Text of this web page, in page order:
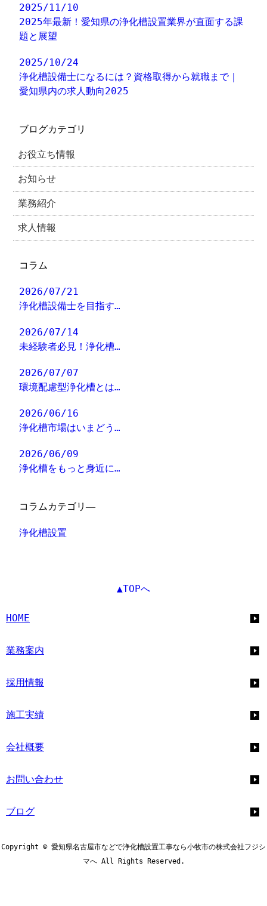
2025/11/10
2025年最新！愛知県の浄化槽設置業界が直面する課
題と展望
2025/10/24
浄化槽設備士になるには？資格取得から就職まで｜
愛知県内の求人動向2025
ブログカテゴリ
お役立ち情報
お知らせ
業務紹介
求人情報
コラム
2026/07/21
浄化槽設備士を目指す…
2026/07/14
未経験者必見！浄化槽…
2026/07/07
環境配慮型浄化槽とは…
2026/06/16
浄化槽市場はいまどう…
2026/06/09
浄化槽をもっと身近に…
コラムカテゴリ―
浄化槽設置
▲TOPへ
HOME
業務案内
採用情報
施工実績
会社概要
お問い合わせ
ブログ
Copyright © 愛知県名古屋市などで浄化槽設置工事なら小牧市の株式会社フジシ
マへ All Rights Reserved.